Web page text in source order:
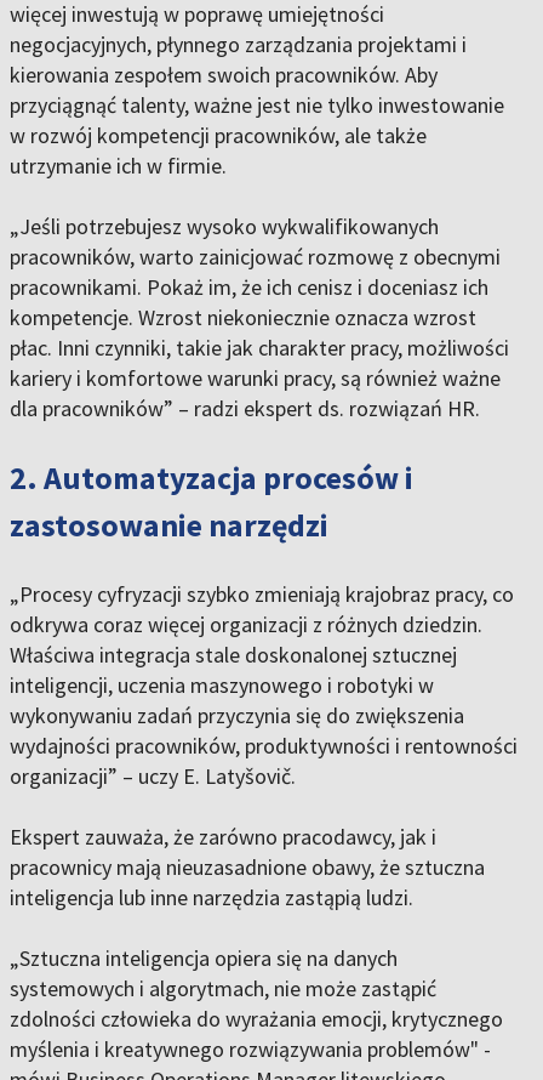
więcej inwestują w poprawę umiejętności
negocjacyjnych, płynnego zarządzania projektami i
kierowania zespołem swoich pracowników. Aby
przyciągnąć talenty, ważne jest nie tylko inwestowanie
w rozwój kompetencji pracowników, ale także
utrzymanie ich w firmie.
„Jeśli potrzebujesz wysoko wykwalifikowanych
pracowników, warto zainicjować rozmowę z obecnymi
pracownikami. Pokaż im, że ich cenisz i doceniasz ich
kompetencje. Wzrost niekoniecznie oznacza wzrost
płac. Inni czynniki, takie jak charakter pracy, możliwości
kariery i komfortowe warunki pracy, są również ważne
dla pracowników” – radzi ekspert ds. rozwiązań HR.
2. Automatyzacja procesów i
zastosowanie narzędzi
„Procesy cyfryzacji szybko zmieniają krajobraz pracy, co
odkrywa coraz więcej organizacji z różnych dziedzin.
Właściwa integracja stale doskonalonej sztucznej
inteligencji, uczenia maszynowego i robotyki w
wykonywaniu zadań przyczynia się do zwiększenia
wydajności pracowników, produktywności i rentowności
organizacji” – uczy E. Latyšovič.
Ekspert zauważa, że zarówno pracodawcy, jak i
pracownicy mają nieuzasadnione obawy, że sztuczna
inteligencja lub inne narzędzia zastąpią ludzi.
„Sztuczna inteligencja opiera się na danych
systemowych i algorytmach, nie może zastąpić
zdolności człowieka do wyrażania emocji, krytycznego
myślenia i kreatywnego rozwiązywania problemów" -